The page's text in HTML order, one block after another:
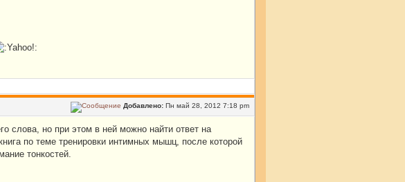
Добавлено: Пн май 28, 2012 7:18 pm
слова, но при этом в ней можно найти ответ на
по теме тренировки интимных мышц, после которой
тонкостей.